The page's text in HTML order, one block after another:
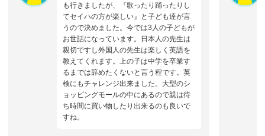
も行きましたが、『歌ったり踊ったりし
てセイハの方が楽しい』と子ども達が言
うので決めました。今では3人の子どもが
お世話になっています。日本人の先生は
親切ですし外国人の先生は楽しく英語を
教えてくれます。上の子は中学を卒業す
るまでは辞めたくないと言う程です。英
検にもチャレンジ出来ました。大型のシ
ョッピングモールの中にあるので親は待
ち時間に買い物したり出来るのも良いで
すね。